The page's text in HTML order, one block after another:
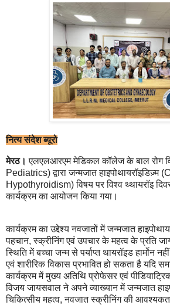
नित्य संदेश ब्यूरो
मेरठ।एलएलआरएम मेडिकल कॉलेज के बाल रोग
Pediatrics) द्वारा जन्मजात हाइपोथायरॉइडिज़्म
Hypothyroidism) विषय पर विश्व थ्थायरॉइ
कार्यक्रम का आयोजन किया गया।
कार्यक्रम का उद्देश्य नवजातों में जन्मजात
पहचान, स्क्रीनिंग एवं उपचार के महत्व के प्रति
स्थिति में बच्चा जन्म से पर्याप्त थायरॉइड हार्मोन
एवं शारीरिक विकास प्रभावित हो सकता है यदि
कार्यक्रम में मुख्य अतिथि प्रोफेसर एवं
विजय जायसवाल ने अपने व्याख्यान में जन्मजात
चिकित्सीय महत्व, नवजात स्क्रीनिंग की